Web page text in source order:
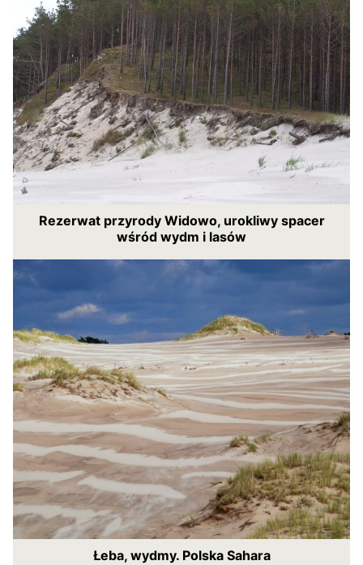
Rezerwat przyrody Widowo, urokliwy spacer
wśród wydm i lasów
Łeba, wydmy. Polska Sahara